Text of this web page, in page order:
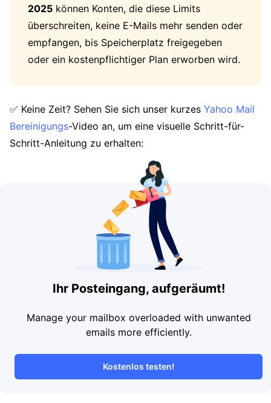
2025 können Konten, die diese Limits
überschreiten, keine E-Mails mehr senden oder
empfangen, bis Speicherplatz freigegeben
oder ein kostenpflichtiger Plan erworben wird.
✅ Keine Zeit? Sehen Sie sich unser kurzes Yahoo Mail
Bereinigungs-Video an, um eine visuelle Schritt-für-
Schritt-Anleitung zu erhalten:
Ihr Posteingang, aufgeräumt!
Manage your mailbox overloaded with unwanted
emails more efficiently.
Kostenlos testen!